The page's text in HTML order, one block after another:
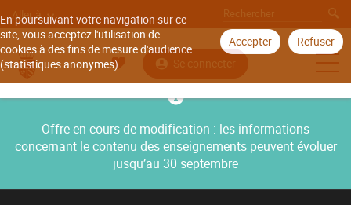
En poursuivant votre navigation sur ce
site, vous acceptez l'utilisation de
cookies à des fins de mesure d'audience
(statistiques anonymes).
Accepter Refuser
Aller à
Se connecter
Offre en cours de modification : les informations
concernant le contenu des enseignements peuvent évoluer
jusqu’au 30 septembre